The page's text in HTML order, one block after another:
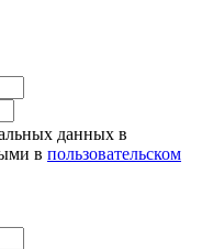
данных в
в пользовательском